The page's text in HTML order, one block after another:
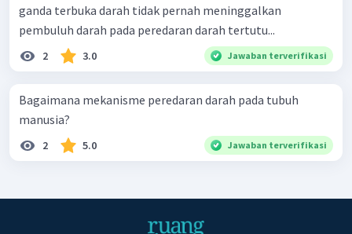
ganda terbuka darah tidak pernah meninggalkan
pembuluh darah pada peredaran darah tertutu...
2 3.0 Jawaban terverifikasi
Bagaimana mekanisme peredaran darah pada tubuh
manusia?
2 5.0 Jawaban terverifikasi